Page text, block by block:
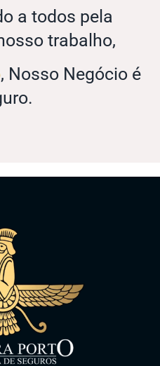
a todos pela
trabalho,
, Nosso Negócio é